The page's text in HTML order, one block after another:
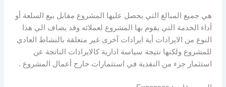
هي جميع المبالغ التي يحصل عليها المشروع مقابل بيع السلعة أو
أداء الخدمة التي يقوم بها المشروع لعملائه وقد يضاف الي هذا
النوع من الايرادات أية ايرادات آخرى غير متعلقة بالنشاط العادي
للمشروع ولكنها نتيجة سياسة ادارية كالايرادات الناتجة عن
استثمار جزء من النقدية في استثمارات خارج أعمال المشروع .